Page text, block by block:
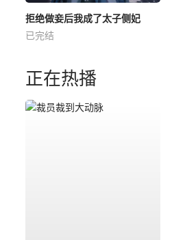
拒绝做妾后我成了太子侧妃
已完结
正在热播